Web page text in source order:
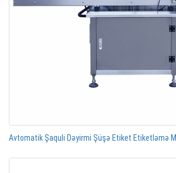
Avtomatik Şaquli Dəyirmi Şüşə Etiket Etiketləmə